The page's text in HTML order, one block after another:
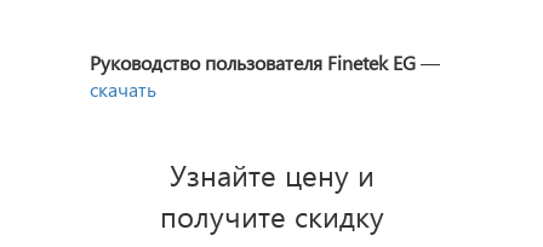
Руководство пользователя Finetek EG—
скачать
Узнайте цену и
получите скидку